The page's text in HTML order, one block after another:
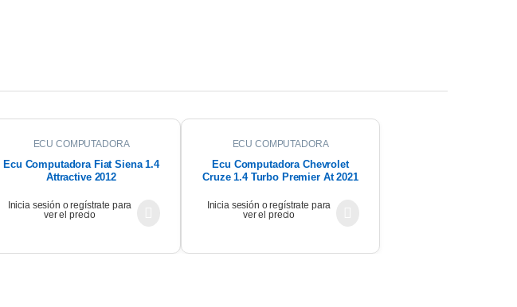
ECU COMPUTADORA
Ecu Computadora Fiat Siena 1.4
Attractive 2012
Inicia sesión o regístrate para
ver el precio
ECU COMPUTADORA
Ecu Computadora Chevrolet
Cruze 1.4 Turbo Premier At 2021
Inicia sesión o regístrate para
ver el precio